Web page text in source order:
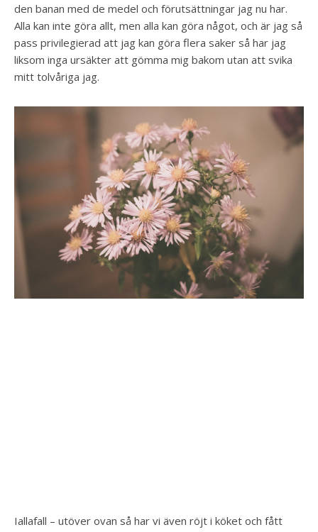
den banan med de medel och förutsättningar jag nu har.
Alla kan inte göra allt, men alla kan göra något, och är jag så
pass privilegierad att jag kan göra flera saker så har jag
liksom inga ursäkter att gömma mig bakom utan att svika
mitt tolvåriga jag.
Iallafall – utöver ovan så har vi även röjt i köket och fått